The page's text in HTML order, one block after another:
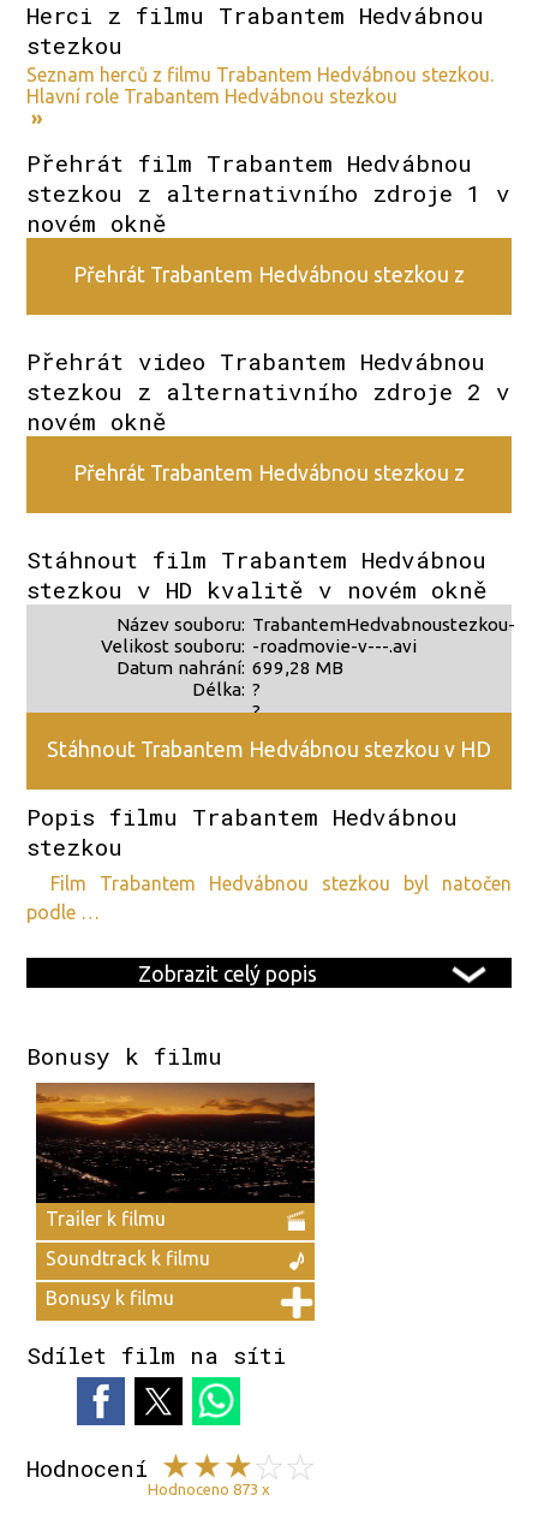
Herci z filmu Trabantem Hedvábnou
stezkou
Seznam herců z filmu Trabantem Hedvábnou stezkou.
Hlavní role Trabantem Hedvábnou stezkou
»
Přehrát film Trabantem Hedvábnou
stezkou z alternativního zdroje 1 v
novém okně
Přehrát Trabantem Hedvábnou stezkou z
Přehrát video Trabantem Hedvábnou
stezkou z alternativního zdroje 2 v
novém okně
Přehrát Trabantem Hedvábnou stezkou z
Stáhnout film Trabantem Hedvábnou
stezkou v HD kvalitě v novém okně
Název souboru:
Velikost souboru:
Datum nahrání:
Délka:
TrabantemHedvabnoustezkou-
-roadmovie-v---.avi
699,28 MB
?
?
Stáhnout Trabantem Hedvábnou stezkou v HD
kvalitě
Popis filmu Trabantem Hedvábnou
stezkou
film Trabantem Hedvábnou stezkou byl natočen
podle …
Zobrazit celý popis
Bonusy k filmu
Trailer k filmu
Soundtrack k filmu
Bonusy k filmu
Sdílet film na síti
Hodnocení
Hodnoceno 873 x